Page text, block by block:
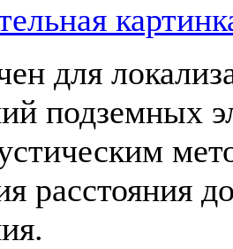
для
подземных
расстояния